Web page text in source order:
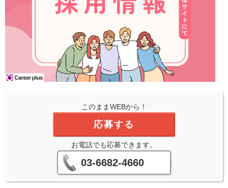
このままWEBから！
応募する
お電話でも応募できます。
03-6682-4660